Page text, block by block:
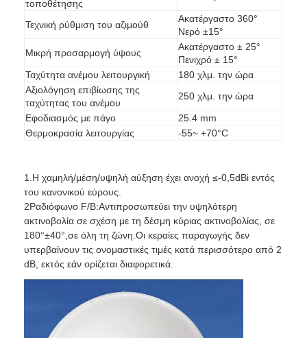
Αρχική Σελίδα
Προϊόντα
Γύρος εργοστασίων
τοποθέτησης
Τεχνική ρύθμιση του αζιμούθ
Ακατέργαστο 360°
Νερό ±15°
Μικρή προσαρμογή ύψους
Ακατέργαστο ± 25°
Πενιχρό ± 15°
Ταχύτητα ανέμου λειτουργική
180 χλμ. την ώρα
Αξιολόγηση επιβίωσης της
ταχύτητας του ανέμου
250 χλμ. την ώρα
Εφοδιασμός με πάγο
25.4 mm
Θερμοκρασία λειτουργίας
-55~ +70°C
1.Η χαμηλή/μέση/υψηλή αύξηση έχει ανοχή ≤-0,5dBi εντός
του κανονικού εύρους.
2Ραδιόφωνο F/B:Αντιπροσωπεύει την υψηλότερη
ακτινοβολία σε σχέση με τη δέσμη κύριας ακτινοβολίας, σε
180°±40°,σε όλη τη ζώνη.Οι κεραίες παραγωγής δεν
υπερβαίνουν τις ονομαστικές τιμές κατά περισσότερο από 2
dB, εκτός εάν ορίζεται διαφορετικά.